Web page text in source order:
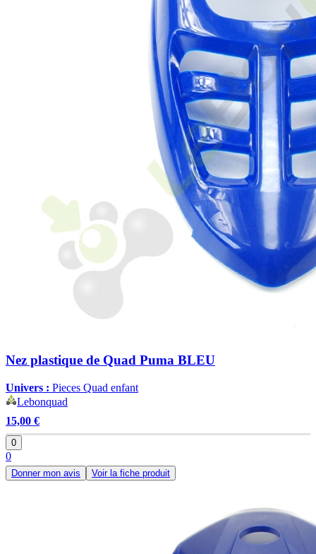
Nez plastique de Quad Puma BLEU
Univers : Pieces Quad enfant
Lebonquad
15,00 €
0
0
Donner mon avis Voir la fiche produit